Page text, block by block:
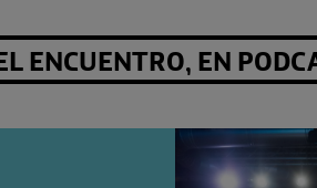
ENCUENTRO, EN